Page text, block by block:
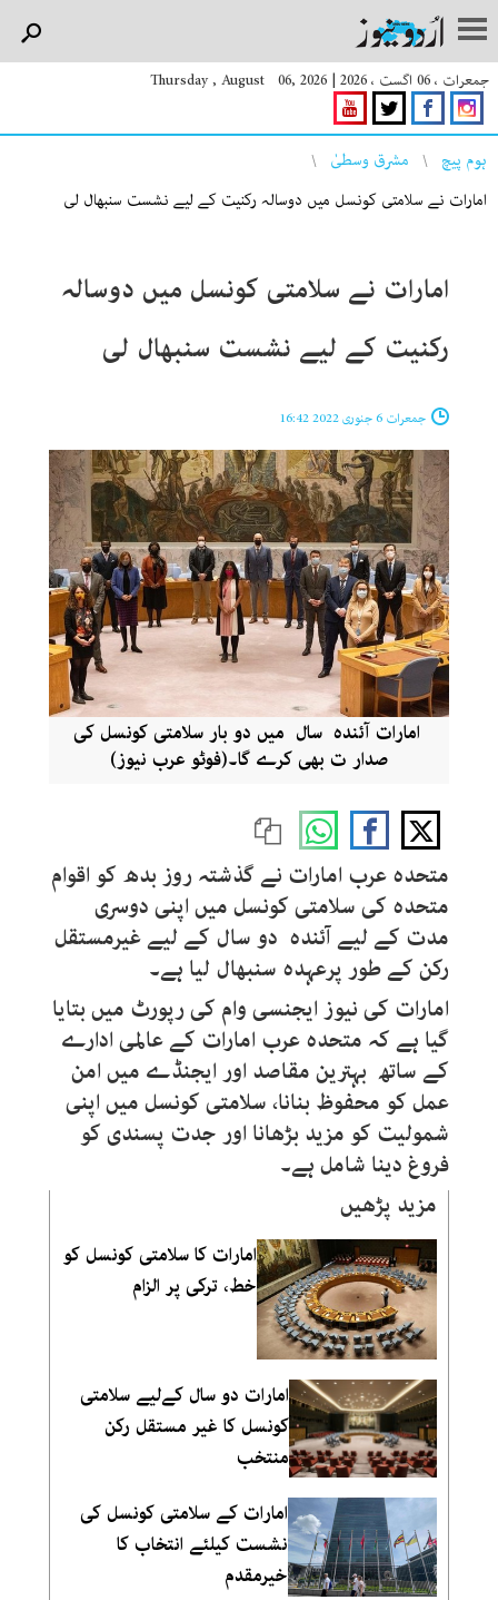
جمعرات ، 06 اگست ، 2026 |
Thursday , August 06, 2026
You are here
ہوم پیچ
مشرق وسطیٰ
امارات نے سلامتی کونسل میں دوسالہ رکنیت کے لیے نشست سنبھال لی
امارات نے سلامتی کونسل میں دوسالہ
رکنیت کے لیے نشست سنبھال لی
جمعرات 6 جنوری 2022 16:42
امارات آئندہ سال میں دو بار سلامتی کونسل کی
صدار ت بھی کرے گا۔(فوٹو عرب نیوز)
متحدہ عرب امارات نے گذشتہ روز بدھ کو اقوام
متحدہ کی سلامتی کونسل میں اپنی دوسری
مدت کے لیے آئندہ دو سال کے لیے غیرمستقل
رکن کے طور پرعہدہ سنبھال لیا ہے۔
امارات کی نیوز ایجنسی وام کی رپورٹ میں بتایا
گیا ہے کہ متحدہ عرب امارات کے عالمی ادارے
کے ساتھ بہترین مقاصد اور ایجنڈے میں امن
عمل کو محفوظ بنانا، سلامتی کونسل میں اپنی
شمولیت کو مزید بڑھانا اور جدت پسندی کو
فروغ دینا شامل ہے۔
مزید پڑھیں
امارات کا سلامتی کونسل کو
خط، ترکی پر الزام
امارات دو سال کےلیے سلامتی
کونسل کا غیر مستقل رکن
منتخب
امارات کے سلامتی کونسل کی
نشست کیلئے انتخاب کا
خیرمقدم